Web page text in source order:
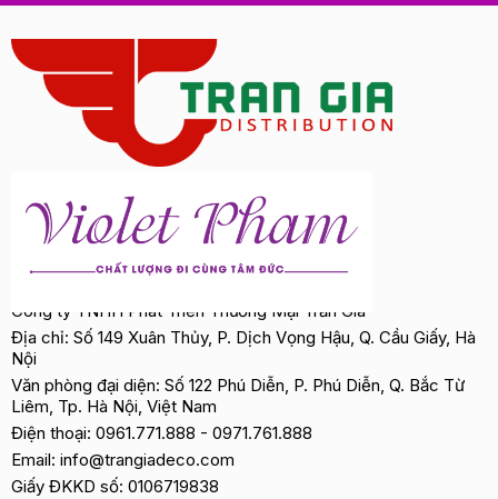
Công ty TNHH Phát Triển Thương Mại Trần Gia
Địa chỉ: Số 149 Xuân Thủy, P. Dịch Vọng Hậu, Q. Cầu Giấy, Hà
Nội
Văn phòng đại diện: Số 122 Phú Diễn, P. Phú Diễn, Q. Bắc Từ
Liêm, Tp. Hà Nội, Việt Nam
Điện thoại: 0961.771.888 - 0971.761.888
Email: info@trangiadeco.com
Giấy ĐKKD số: 0106719838